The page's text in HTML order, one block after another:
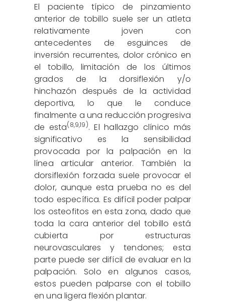
El paciente típico de pinzamiento
anterior de tobillo suele ser un atleta
relativamente joven con
antecedentes de esguinces de
inversión recurrentes, dolor crónico en
el tobillo, limitación de los últimos
grados de la dorsiflexión y/o
hinchazón después de la actividad
deportiva, lo que le conduce
finalmente a una reducción progresiva
de esta(8,9,19). El hallazgo clínico más
significativo es la sensibilidad
provocada por la palpación en la
línea articular anterior. También la
dorsiflexión forzada suele provocar el
dolor, aunque esta prueba no es del
todo específica. Es difícil poder palpar
los osteofitos en esta zona, dado que
toda la cara anterior del tobillo está
cubierta por estructuras
neurovasculares y tendones; esta
parte puede ser difícil de evaluar en la
palpación. Solo en algunos casos,
estos pueden palparse con el tobillo
en una ligera flexión plantar.